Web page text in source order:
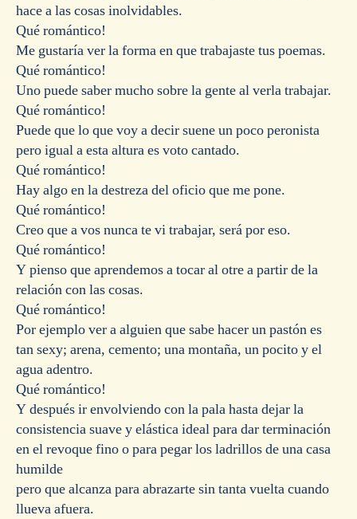
hace a las cosas inolvidables.
Qué romántico!
Me gustaría ver la forma en que trabajaste tus poemas.
Qué romántico!
Uno puede saber mucho sobre la gente al verla trabajar.
Qué romántico!
Puede que lo que voy a decir suene un poco peronista
pero igual a esta altura es voto cantado.
Qué romántico!
Hay algo en la destreza del oficio que me pone.
Qué romántico!
Creo que a vos nunca te vi trabajar, será por eso.
Qué romántico!
Y pienso que aprendemos a tocar al otre a partir de la
relación con las cosas.
Qué romántico!
Por ejemplo ver a alguien que sabe hacer un pastón es
tan sexy; arena, cemento; una montaña, un pocito y el
agua adentro.
Qué romántico!
Y después ir envolviendo con la pala hasta dejar la
consistencia suave y elástica ideal para dar terminación
en el revoque fino o para pegar los ladrillos de una casa
humilde
pero que alcanza para abrazarte sin tanta vuelta cuando
llueva afuera.